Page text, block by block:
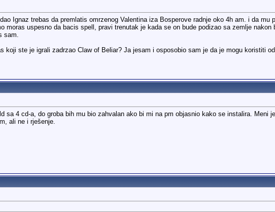
Ignaz trebas da premlatis omrzenog Valentina iza Bosperove radnje oko 4h am. i da
moras uspesno da bacis spell, pravi trenutak je kada se on bude podizao sa zemlje nakon
sam.
koji ste je igrali zadrzao Claw of Beliar? Ja jesam i osposobio sam je da je mogu koristiti
sa 4 cd-a, do groba bih mu bio zahvalan ako bi mi na pm objasnio kako se instalira. Meni
ali ne i rješenje.